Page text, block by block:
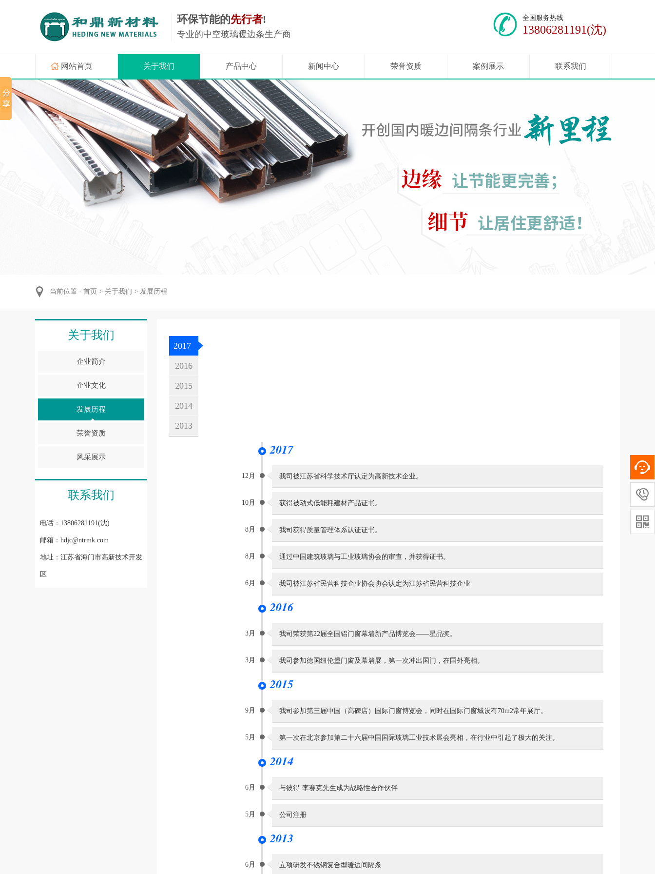
环保节能的先行者!
专业的中空玻璃暖边条生产商
全国服务热线
13806281191(沈)
网站首页 关于我们 产品中心 新闻中心 荣誉资质 案例展示 联系我们
当前位置 - 首页 > 关于我们 > 发展历程
关于我们
企业简介
企业文化
发展历程
荣誉资质
风采展示
联系我们
电话：13806281191(沈)
邮箱：hdjc@ntrmk.com
地址：江苏省海门市高新技术开发
区
2017
2016
2015
2014
2013
2017
12月 我司被江苏省科学技术厅认定为高新技术企业。
10月 获得被动式低能耗建材产品证书。
8月 我司获得质量管理体系认证证书。
8月 通过中国建筑玻璃与工业玻璃协会的审查，并获得证书。
6月 我司被江苏省民营科技企业协会协会认定为江苏省民营科技企业
2016
3月 我司荣获第22届全国铝门窗幕墙新产品博览会——星品奖。
3月 我司参加德国纽伦堡门窗及幕墙展，第一次冲出国门，在国外亮相。
2015
9月 我司参加第三届中国（高碑店）国际门窗博览会，同时在国际门窗城设有70m2常年展厅。
5月 第一次在北京参加第二十六届中国国际玻璃工业技术展会亮相，在行业中引起了极大的关注。
2014
6月 与彼得·李赛克先生成为战略性合作伙伴
5月 公司注册
2013
6月 立项研发不锈钢复合型暖边间隔条

